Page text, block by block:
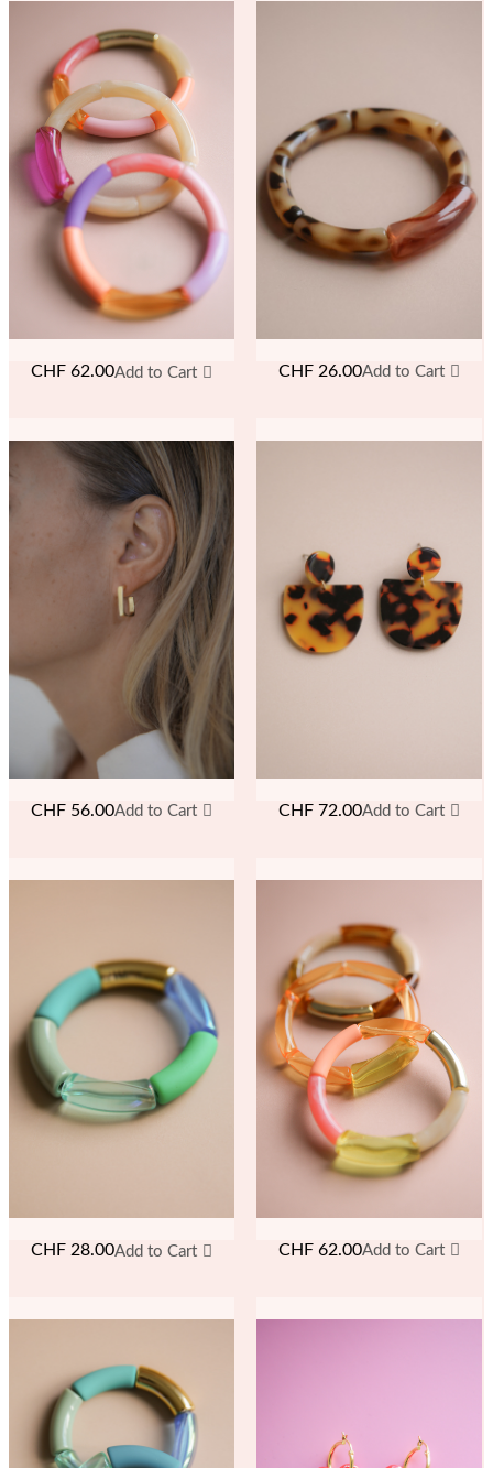
CHF 62.00Add to Cart CHF 26.00Add to Cart
CHF 56.00Add to Cart CHF 72.00Add to Cart
CHF 28.00Add to Cart CHF 62.00Add to Cart